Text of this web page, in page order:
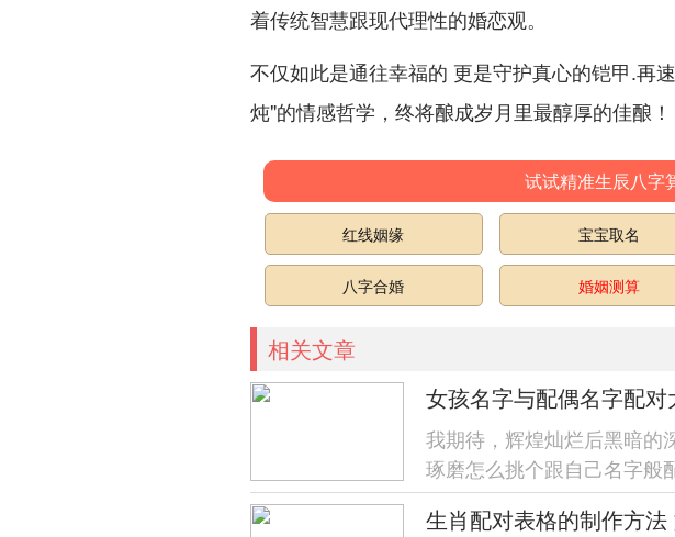
着传统智慧跟现代理性的婚恋观。
不仅如此是通往幸福的 更是守护真心的铠甲.再
炖"的情感哲学，终将酿成岁月里最醇厚的佳酿！
试试精准生辰八字
红线姻缘 宝宝取名
八字合婚 婚姻测算
相关文章
女孩名字与配偶名字配
我期待，辉煌灿烂后黑暗的
琢磨怎么挑个跟自己名字般
了！就像咱们穿衣服讲究搭
生肖配对表格的制作方